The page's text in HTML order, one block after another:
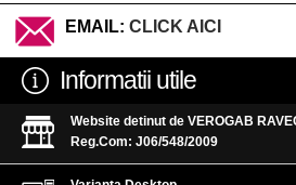
EMAIL: CLICK AICI
Informatii utile
Website detinut de VEROGAB
Reg.Com: J06/548/2009